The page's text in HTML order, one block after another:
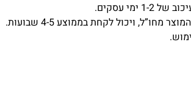
עסקים.
ויכול לקחת בממוצע 4-5 שבועות.